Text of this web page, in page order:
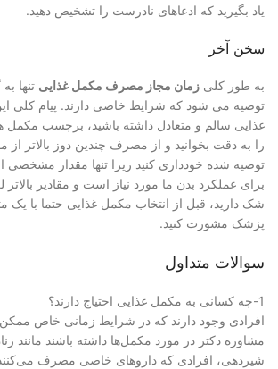
یاد بگیرید که ادعاهای نادرست را تشخیص دهید.
سخن آخر
به طور کلی زمان مجاز مصرف مکمل غذایی تنها
توصیه می شود که شرایط خاصی دارند. پیام کلی
غذایی سالم و متعادل داشته باشید، برچسب مکمل
را به دقت بخوانید و از مصرف چندین دوز بالاتر از
توصیه شده خودداری کنید زیرا تنها مقدار مشخصی
برای عملکرد بدن ما مورد نیاز است و مقادیر بالاتر
شک دارید، قبل از انتخاب مکمل غذایی حتما با یک
پزشک مشورت کنید.
سوالات متداول
1-چه کسانی به مکمل غذایی احتیاج دارند؟
افرادی وجود دارند که در شرایط زمانی خاص
مشاوره دکتر در مورد مکمل‌ها داشته باشند مانند